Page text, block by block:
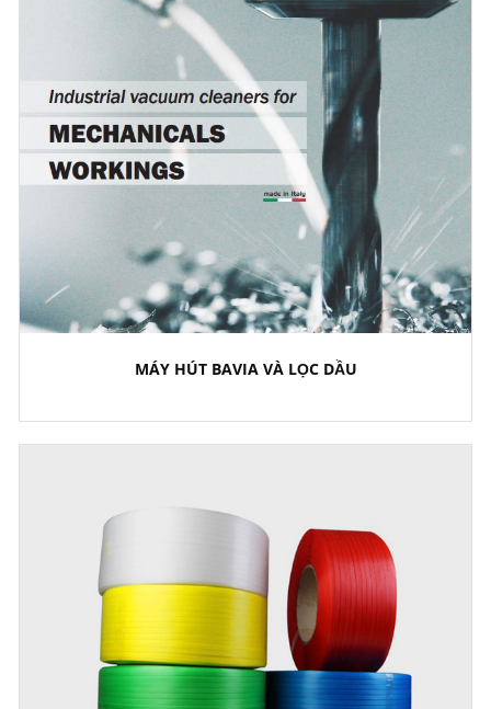
MÁY HÚT BAVIA VÀ LỌC DẦU